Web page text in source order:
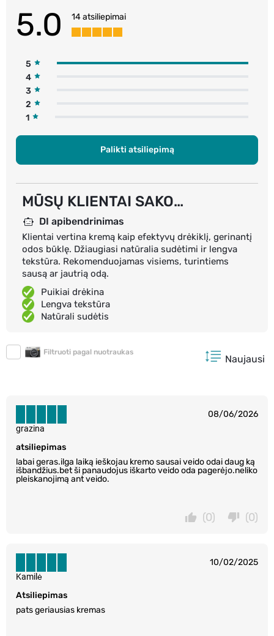
5.0 14 atsiliepimai
5
4
3
2
1
Palikti atsiliepimą
MŪSŲ KLIENTAI SAKO…
DI apibendrinimas
Klientai vertina kremą kaip efektyvų drėkiklį, gerinantį
odos būklę. Džiaugiasi natūralia sudėtimi ir lengva
tekstūra. Rekomenduojamas visiems, turintiems
sausą ar jautrią odą.
Puikiai drėkina
Lengva tekstūra
Natūrali sudėtis
Filtruoti pagal nuotraukas
Naujausi
08/06/2026
atsiliepimas
labai geras.ilga laiką ieškojau kremo sausai veido odai daug ką
išbandžius.bet ši panaudojus iškarto veido oda pagerėjo.neliko
pleiskanojimą ant veido.
grazina
(0)
(0)
10/02/2025
Atsiliepimas
pats geriausias kremas
Kamilė